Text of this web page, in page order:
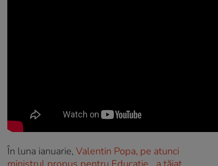
În luna ianuarie, Valentin Popa, pe atunci